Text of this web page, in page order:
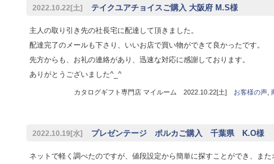
2022.10.22[土] テイクユアチョイスご購入 大阪府 M.S様
主人の取り引き先の社長宅に配達して頂きました。
配達完了のメールも下さり、いいお店で買い物ができて良かったです。
先方からも、お礼の連絡があり、迅速な対応に感謝しております。
ありがとうございました^_^
カタログギフト専門店 マイルーム 2022.10.22[土] お客様の声,
2022.10.19[水] プレゼンテージ ポルカご購入 千葉県 K.O様
ネットで軽く調べたのですが、値段設定から簡単に探すことができ、ま